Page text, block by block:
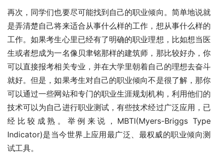
再次，同学们也要尽可能找到自己的职业倾向。简单地说就
是弄清楚自己将来适合从事什么样的工作，想从事什么样的
工作。如果考生心里已经有了明确的职业理想，比如想当医
生或者想成为一名像贝聿铭那样的建筑师，那比较好办，你
可以直接报考相关专业，并在大学里朝着自己的理想去奋斗
就好。但是，如果考生对自己的职业倾向不是很了解，那你
可以通过一些网站和专门的职业生涯规划机构，利用他们的
技术可以为自己进行职业测试，有些技术经过广泛应用，已
经比较成熟。举例来说，MBTI(Myers-Briggs Type
Indicator)是当今世界上应用最广泛、最权威的职业倾向测
试工具。